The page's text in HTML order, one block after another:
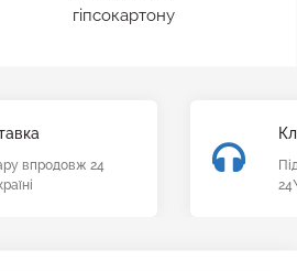
гіпсокартону
впродовж 24